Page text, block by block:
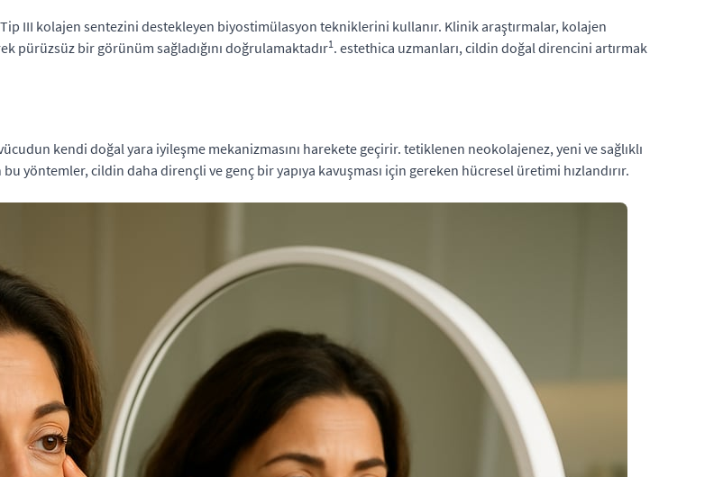
III kolajen sentezini destekleyen biyostimülasyon tekniklerini kullanır. Klinik araştırmalar, kolajen
bir görünüm sağladığını doğrulamaktadır1. estethica uzmanları, cildin doğal direncini artırmak
kendi doğal yara iyileşme mekanizmasını harekete geçirir. tetiklenen neokolajenez, yeni ve sağlıklı
yöntemler, cildin daha dirençli ve genç bir yapıya kavuşması için gereken hücresel üretimi hızlandırır.